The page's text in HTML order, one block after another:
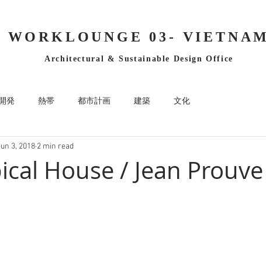
WORKLOUNGE 03-
Architectural & Sustainable Design Office
開発 熱帯 都市計画 建築 文化
House / Jean Prouve
3, 2018 2 min read